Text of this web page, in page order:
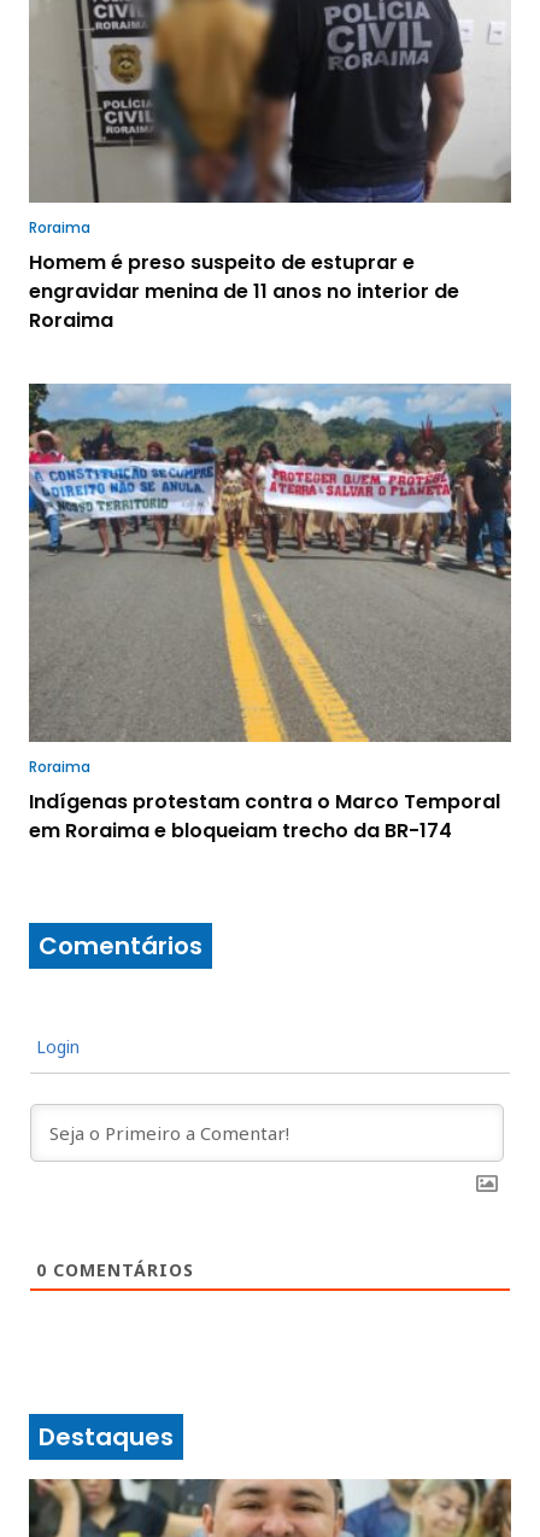
Roraima
Homem é preso suspeito de estuprar e
engravidar menina de 11 anos no interior de
Roraima
Roraima
Indígenas protestam contra o Marco Temporal
em Roraima e bloqueiam trecho da BR-174
Comentários
Login
0 COMENTÁRIOS
Destaques